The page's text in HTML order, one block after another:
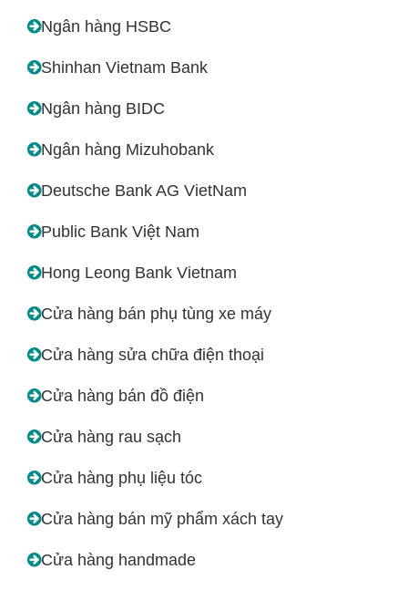
Ngân hàng HSBC
Shinhan Vietnam Bank
Ngân hàng BIDC
Ngân hàng Mizuhobank
Deutsche Bank AG VietNam
Public Bank Việt Nam
Hong Leong Bank Vietnam
Cửa hàng bán phụ tùng xe máy
Cửa hàng sửa chữa điện thoại
Cửa hàng bán đồ điện
Cửa hàng rau sạch
Cửa hàng phụ liệu tóc
Cửa hàng bán mỹ phẩm xách tay
Cửa hàng handmade